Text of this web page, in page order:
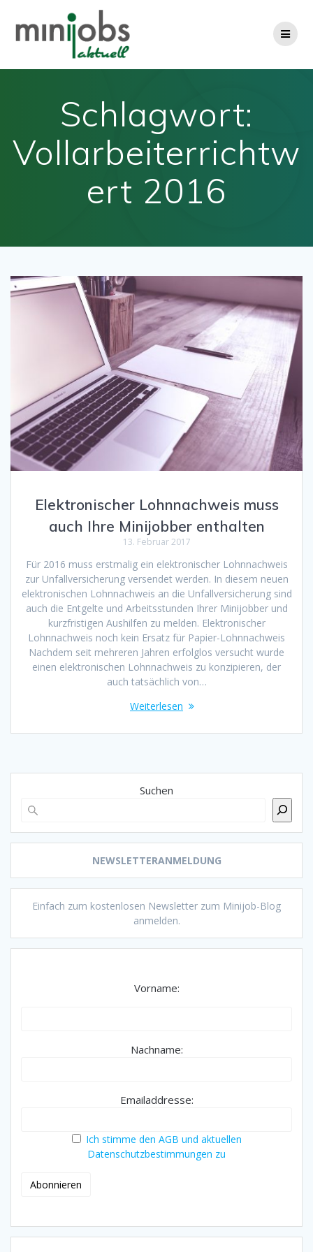
Schlagwort:
Vollarbeiterrichtw
ert 2016
Elektronischer Lohnnachweis muss
auch Ihre Minijobber enthalten
13. Februar 2017
Für 2016 muss erstmalig ein elektronischer Lohnnachweis
zur Unfallversicherung versendet werden. In diesem neuen
elektronischen Lohnnachweis an die Unfallversicherung sind
auch die Entgelte und Arbeitsstunden Ihrer Minijobber und
kurzfristigen Aushilfen zu melden. Elektronischer
Lohnnachweis noch kein Ersatz für Papier-Lohnnachweis
Nachdem seit mehreren Jahren erfolglos versucht wurde
einen elektronischen Lohnnachweis zu konzipieren, der
auch tatsächlich von…
Weiterlesen
Suchen
NEWSLETTERANMELDUNG
Einfach zum kostenlosen Newsletter zum Minijob-Blog
anmelden.
Vorname:
Nachname:
Emailaddresse:
Ich stimme den AGB und aktuellen
Datenschutzbestimmungen zu